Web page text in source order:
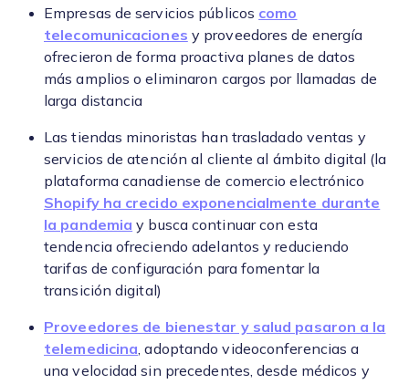
Empresas de servicios públicos como
telecomunicaciones y proveedores de energía
ofrecieron de forma proactiva planes de datos
más amplios o eliminaron cargos por llamadas de
larga distancia
Las tiendas minoristas han trasladado ventas y
servicios de atención al cliente al ámbito digital (la
plataforma canadiense de comercio electrónico
Shopify ha crecido exponencialmente durante
la pandemia y busca continuar con esta
tendencia ofreciendo adelantos y reduciendo
tarifas de configuración para fomentar la
transición digital)
Proveedores de bienestar y salud pasaron a la
telemedicina , adoptando videoconferencias a
una velocidad sin precedentes, desde médicos y